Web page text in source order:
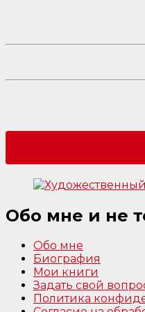
Обо мне и не
Обо мне
Биография
Мои книги
Задать свой
Политика